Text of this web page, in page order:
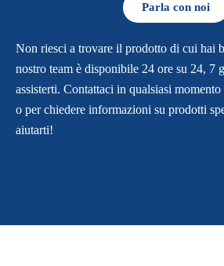
Parla con noi
Non riesci a trovare il prodotto di cui hai
nostro team è disponibile 24 ore su 24, 7
assisterti. Contattaci in qualsiasi
o per chiedere informazioni su prodotti
aiutarti!